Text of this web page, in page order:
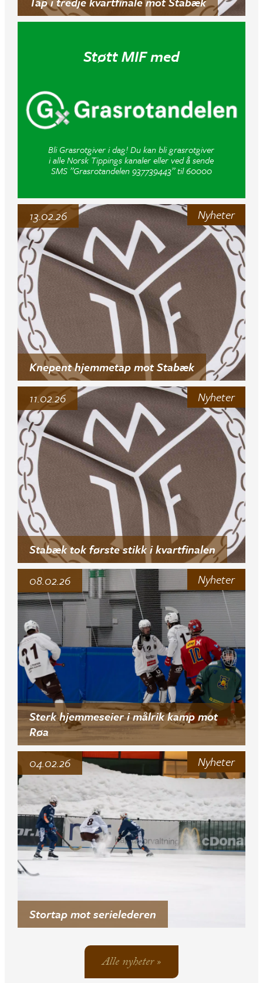
Støtt MIF med
Bli Grasrotgiver i dag! Du kan bli grasrotgiver
i alle Norsk Tippings kanaler eller ved å sende
SMS ”Grasrotandelen 937739443” til 60000
Nyheter
Knepent hjemmetap mot Stabæk
13.02.26
Nyheter
Stabæk tok første stikk i kvartfinalen
11.02.26
Nyheter
Sterk hjemmeseier i målrik kamp mot
Røa
08.02.26
Nyheter
Stortap mot serielederen
04.02.26
Alle nyheter »